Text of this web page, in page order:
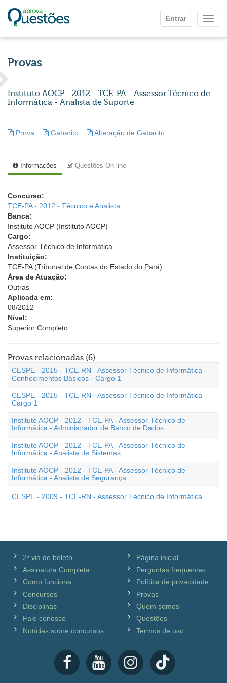
Entrar
Provas
Instituto AOCP - 2012 - TCE-PA - Assessor Técnico de
Informática - Analista de Suporte
Prova Gabarito Alteração de Gabarito
Informações Questões On-line
Concurso:
TCE-PA - 2012 - Técnico e Analista
Banca:
Instituto AOCP (Instituto AOCP)
Cargo:
Assessor Técnico de Informática
Instituição:
TCE-PA (Tribunal de Contas do Estado do Pará)
Área de Atuação:
Outras
Aplicada em:
08/2012
Nível:
Superior Completo
Provas relacionadas (6)
CESPE - 2015 - TCE-RN - Assessor Técnico de Informática -
Conhecimentos Básicos - Cargo 1
CESPE - 2015 - TCE-RN - Assessor Técnico de Informática -
Cargo 1
Instituto AOCP - 2012 - TCE-PA - Assessor Técnico de
Informática - Administrador de Banco de Dados
Instituto AOCP - 2012 - TCE-PA - Assessor Técnico de
Informática - Analista de Sistemas
Instituto AOCP - 2012 - TCE-PA - Assessor Técnico de
Informática - Analista de Segurança
CESPE - 2009 - TCE-RN - Assessor Técnico de Informática
2ª via do boleto
Assinatura Completa
Como funciona
Concursos
Disciplinas
Fale conosco
Notícias sobre concursos
Página inicial
Perguntas frequentes
Política de privacidade
Provas
Quem somos
Questões
Termos de uso